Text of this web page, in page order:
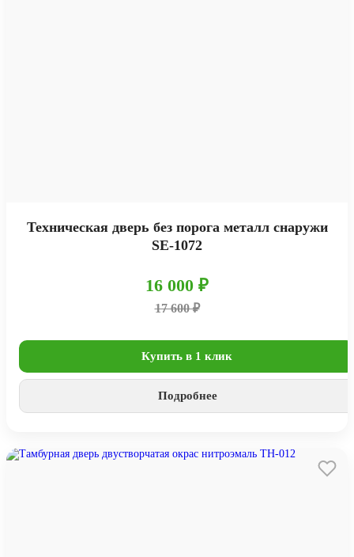
Техническая дверь без порога металл снаружи
SE-1072
16 000 ₽
17 600 ₽
Купить в 1 клик
Подробнее